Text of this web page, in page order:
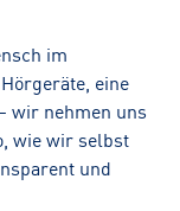
im
eine
wir nehmen uns
wie wir selbst
und